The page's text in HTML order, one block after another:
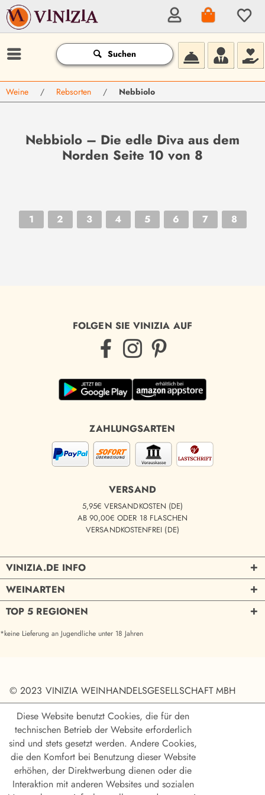
Suchen
Weine / Rebsorten / Nebbiolo
Nebbiolo – Die edle Diva aus dem
Norden Seite 10 von 8
1 2 3 4 5 6 7 8
FOLGEN SIE VINIZIA AUF
ZAHLUNGSARTEN
VERSAND
5,95€ VERSANDKOSTEN (DE)
AB 90,00€ ODER 18 FLASCHEN
VERSANDKOSTENFREI (DE)
VINIZIA.DE INFO
WEINARTEN
TOP 5 REGIONEN
*keine Lieferung an Jugendliche unter 18 Jahren
© 2023 VINIZIA WEINHANDELSGESELLSCHAFT MBH
Diese Website benutzt Cookies, die für den
technischen Betrieb der Website erforderlich
sind und stets gesetzt werden. Andere Cookies,
die den Komfort bei Benutzung dieser Website
erhöhen, der Direktwerbung dienen oder die
Interaktion mit anderen Websites und sozialen